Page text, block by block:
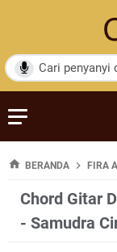
BERANDA FIRA
Chord Gitar
- Samudra